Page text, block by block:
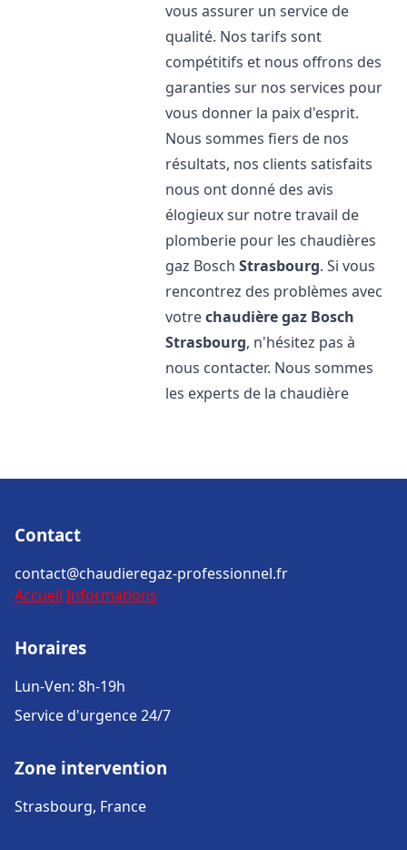
vous assurer un service de
qualité. Nos tarifs sont
compétitifs et nous offrons des
garanties sur nos services pour
vous donner la paix d'esprit.
Nous sommes fiers de nos
résultats, nos clients satisfaits
nous ont donné des avis
élogieux sur notre travail de
plomberie pour les chaudières
gaz BoschStrasbourg. Si vous
rencontrez des problèmes avec
votrechaudière gaz Bosch
Strasbourg, n'hésitez pas à
nous contacter. Nous sommes
les experts de la chaudière
Contact
contact@chaudieregaz-professionnel.fr
Accueil Informations
Horaires
Lun-Ven: 8h-19h
Service d'urgence 24/7
Zone intervention
Strasbourg, France